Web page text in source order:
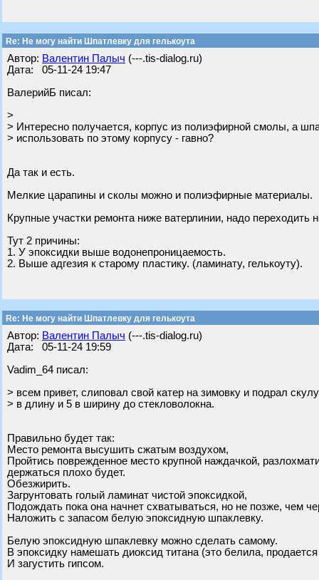
Re: Не могу найти Шпатлевку для гелькоута
Автор: Валентин Палыч (---.tis-dialog.ru)
Дата: 05-11-24 19:47
ВалерийБ писал:
>
> Интересно получается, корпус из полиэфирной смолы, а
> использовать по этому корпусу - гавно?
Да так и есть.
Мелкие царапины и сколы можно и полиэфирные материалы.
Крупные участки ремонта ниже ватерлинии, надо
Тут 2 причины:
1. У эпоксидки выше водонепроницаемость.
2. Выше адгезия к старому пластику. (ламинату, гелькоуту).
Re: Не могу найти Шпатлевку для гелькоута
Автор: Валентин Палыч (---.tis-dialog.ru)
Дата: 05-11-24 19:59
Vadim_64 писал:
> всем привет, слиповал свой катер на зимовку и подрал
> в длину и 5 в ширину до стекловолокна.
Правильно будет так:
Место ремонта высушить сжатым воздухом,
Пройтись поврежденное место крупной наждачкой,
держаться плохо будет.
Обезжирить.
Загрунтовать голый ламинат чистой эпоксидкой,
Подождать пока она начнет схватываться, но не позже, чем
Наложить с запасом белую эпоксидную шпаклевку.
Белую эпоксидную шпаклевку можно сделать самому.
В эпоксидку намешать диоксид титана (это белила,
И загустить гипсом.